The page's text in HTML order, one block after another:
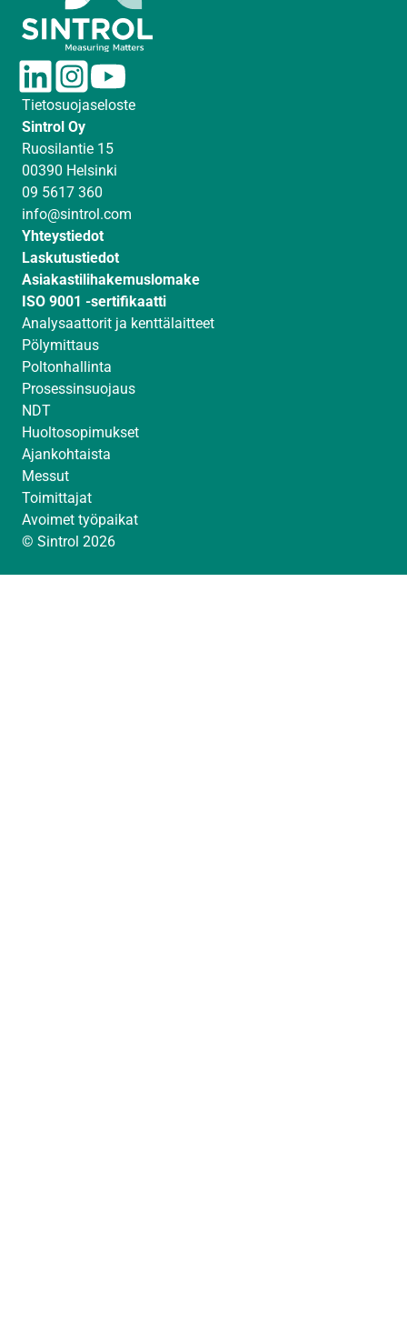
L
i
n
k
e
d
I
n
I
n
s
a
g
r
a
m
u
Tietosuojaseloste
Sintrol Oy
Ruosilantie 15
00390 Helsinki
09 5617 360
info@sintrol.com
Yhteystiedot
Laskutustiedot
Asiakastilihakemuslomake
ISO 9001 -sertifikaatti
Analysaattorit ja kenttälaitteet
Pölymittaus
Poltonhallinta
Prosessinsuojaus
NDT
Huoltosopimukset
Ajankohtaista
Messut
Toimittajat
Avoimet työpaikat
© Sintrol 2026